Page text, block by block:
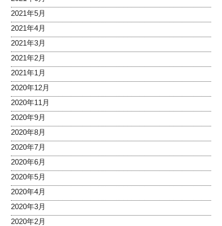
2021年5月
2021年4月
2021年3月
2021年2月
2021年1月
2020年12月
2020年11月
2020年9月
2020年8月
2020年7月
2020年6月
2020年5月
2020年4月
2020年3月
2020年2月